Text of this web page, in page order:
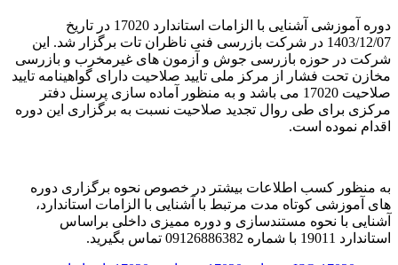
دوره آموزشی آشنایی با الزامات استاندارد 17020 در تاریخ
1403/12/07 در شرکت بازرسی فنی ناظران تات برگزار شد. این
شرکت در حوزه بازرسی جوش و آزمون های غیرمخرب و بازرسی
مخازن تحت فشار از مرکز ملی تایید صلاحیت دارای گواهینامه تایید
صلاحیت 17020 می باشد و به منظور آماده سازی پرسنل دفتر
مرکزی برای طی روال تجدید صلاحیت نسبت به برگزاری این دوره
اقدام نموده است.
به منظور کسب اطلاعات بیشتر در خصوص نحوه برگزاری دوره
های آموزشی کوتاه مدت مرتبط با آشنایی با الزامات استاندارد،
آشنایی با نحوه مستندسازی و دوره ممیزی داخلی براساس
استاندارد 19011 با شماره 09126886382 تماس بگیرید.